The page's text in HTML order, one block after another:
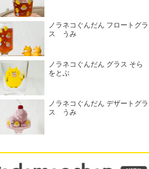
ノラネコぐんだん フロートグラ
ス うみ
ノラネコぐんだん グラス そら
をとぶ
ノラネコぐんだん デザートグラ
ス うみ